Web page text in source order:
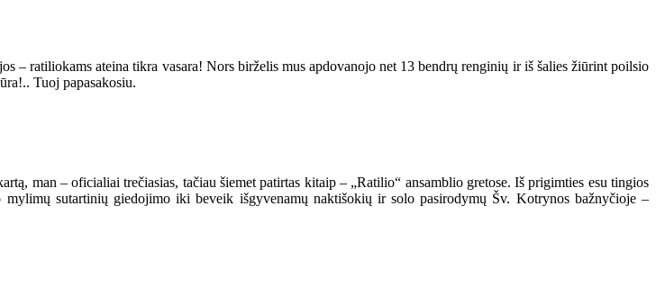
ratiliokams ateina tikra vasara! Nors birželis mus apdovanojo net 13 bendrų renginių ir iš šalies žiūrint poilsio
Tuoj papasakosiu.
man – oficialiai trečiasias, tačiau šiemet patirtas kitaip – „Ratilio“ ansamblio gretose. Iš prigimties esu tingios
sutartinių giedojimo iki beveik išgyvenamų naktišokių ir solo pasirodymų Šv. Kotrynos bažnyčioje –